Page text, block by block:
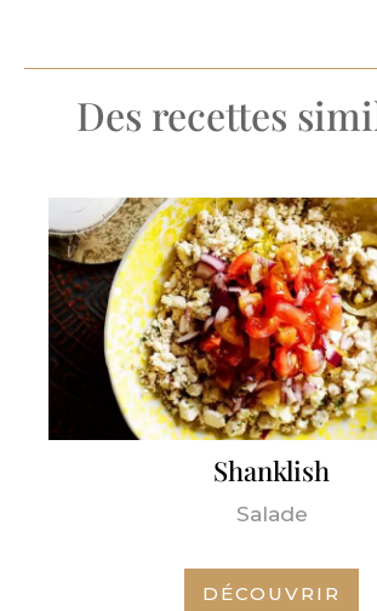
Des recettes
Shanklish
Salade
DÉCOUVRIR